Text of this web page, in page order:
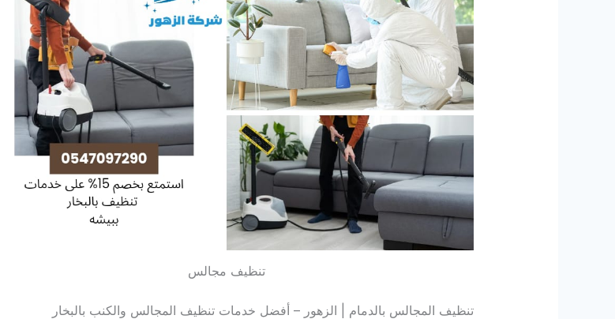
تنظيف مجالس
تنظيف المجالس بالدمام | الزهور – أفضل خدمات تنظيف المجالس والكنب بالبخار